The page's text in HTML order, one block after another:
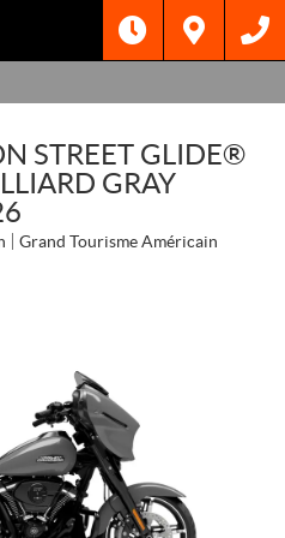
STREET GLIDE®
GRAY
Grand Tourisme Américain